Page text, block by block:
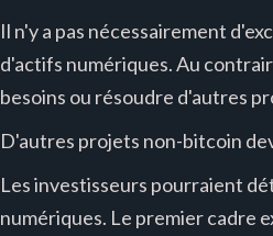
Il n'y a pas nécessairement
d'actifs numériques. Au
besoins ou résoudre d'autres
D'autres projets non-bitcoin
Les investisseurs pourraient
numériques. Le premier cadre